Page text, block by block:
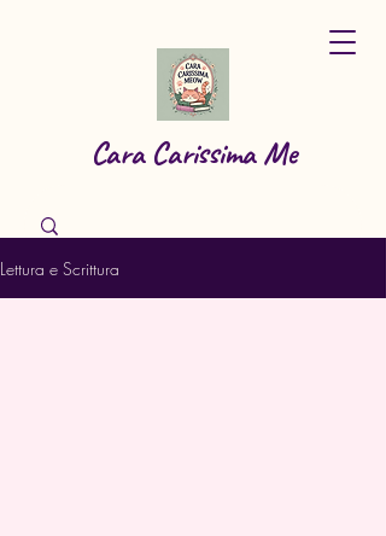
Cara Carissima Me
Lettura e Scrittura